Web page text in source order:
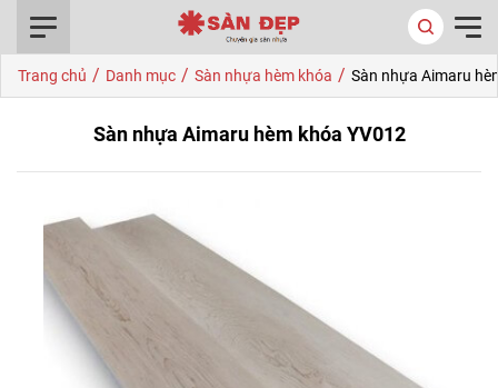
Trang chủ / Danh mục / Sàn nhựa hèm khóa / Sàn nhựa Aimaru
Sàn nhựa Aimaru hèm khóa YV012